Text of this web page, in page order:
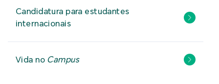
Candidatura para estudantes
internacionais
Vida no Campus